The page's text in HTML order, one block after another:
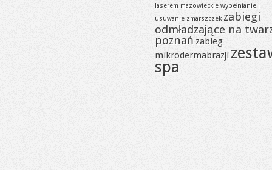
laserem mazowieckie wypełnianie i
usuwanie zmarszczek zabiegi
odmładzające na
poznań zabieg
mikrodermabrazji
spa